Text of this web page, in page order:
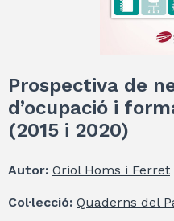
Prospectiva de
d’ocupació i
(2015 i 2020)
Autor: Oriol Homs i Ferret
Col·lecció: Quaderns del